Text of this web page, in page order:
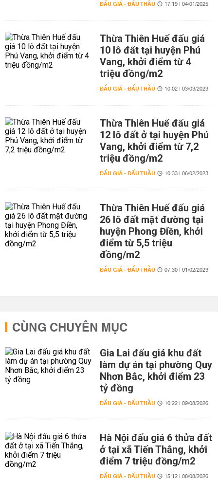
ĐẤU GIÁ - ĐẤU THẦU 17:19 | 04/01/2025
Thừa Thiên Huế đấu giá
10 lô đất tại huyện Phú
Vang, khởi điểm từ 4
triệu đồng/m2
ĐẤU GIÁ - ĐẤU THẦU 10:02 | 03/03/2023
Thừa Thiên Huế đấu giá
12 lô đất ở tại huyện Phú
Vang, khởi điểm từ 7,2
triệu đồng/m2
ĐẤU GIÁ - ĐẤU THẦU 10:33 | 06/02/2023
Thừa Thiên Huế đấu giá
26 lô đất mặt đường tại
huyện Phong Điền, khởi
điểm từ 5,5 triệu
đồng/m2
ĐẤU GIÁ - ĐẤU THẦU 07:30 | 01/02/2023
CÙNG CHUYÊN MỤC
Gia Lai đấu giá khu đất
làm dự án tại phường Quy
Nhơn Bắc, khởi điểm 23
tỷ đồng
ĐẤU GIÁ - ĐẤU THẦU 10:22 | 09/08/2026
Hà Nội đấu giá 6 thửa đất
ở tại xã Tiến Thắng, khởi
điểm 7 triệu đồng/m2
ĐẤU GIÁ - ĐẤU THẦU 15:12 | 08/08/2026